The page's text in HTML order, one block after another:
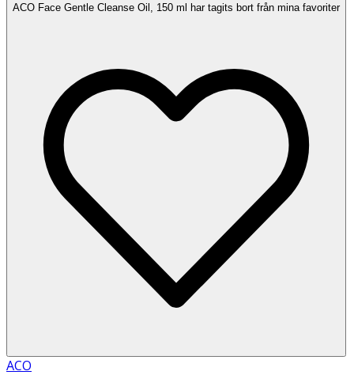
ACO Face Gentle Cleanse Oil, 150 ml har tagits bort från mina favoriter
ACO